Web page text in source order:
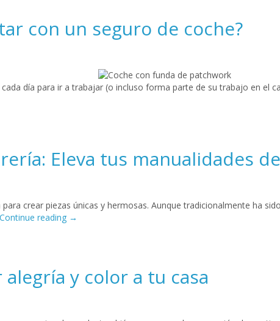
con un seguro de coche?
día para ir a trabajar (o incluso forma parte de su trabajo en el
Eleva tus manualidades
crear piezas únicas y hermosas. Aunque tradicionalmente ha
Continue reading →
y color a tu casa